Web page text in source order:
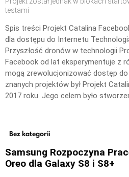
testami
Spis treści Projekt Catalina
dla dostępu do Internetu
Przyszłość dronów w technologii
Facebook od lat eksperymentuje z
mogą zrewolucjonizować dostęp
znanych projektów był Projekt
2017 roku. Jego celem było
Bez kategorii
Samsung Rozpoczyna
Oreo dla Galaxy S8 i S8+